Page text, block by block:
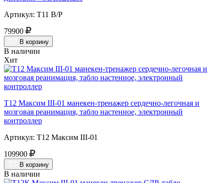
Артикул: Т11 В/Р
79900
В корзину
В наличии
Хит
Т12 Максим III-01 манекен-тренажер сердечно-легочная и
мозговая реанимация, табло настенное, электронный
контроллер
Артикул: Т12 Максим III-01
109900
В корзину
В наличии